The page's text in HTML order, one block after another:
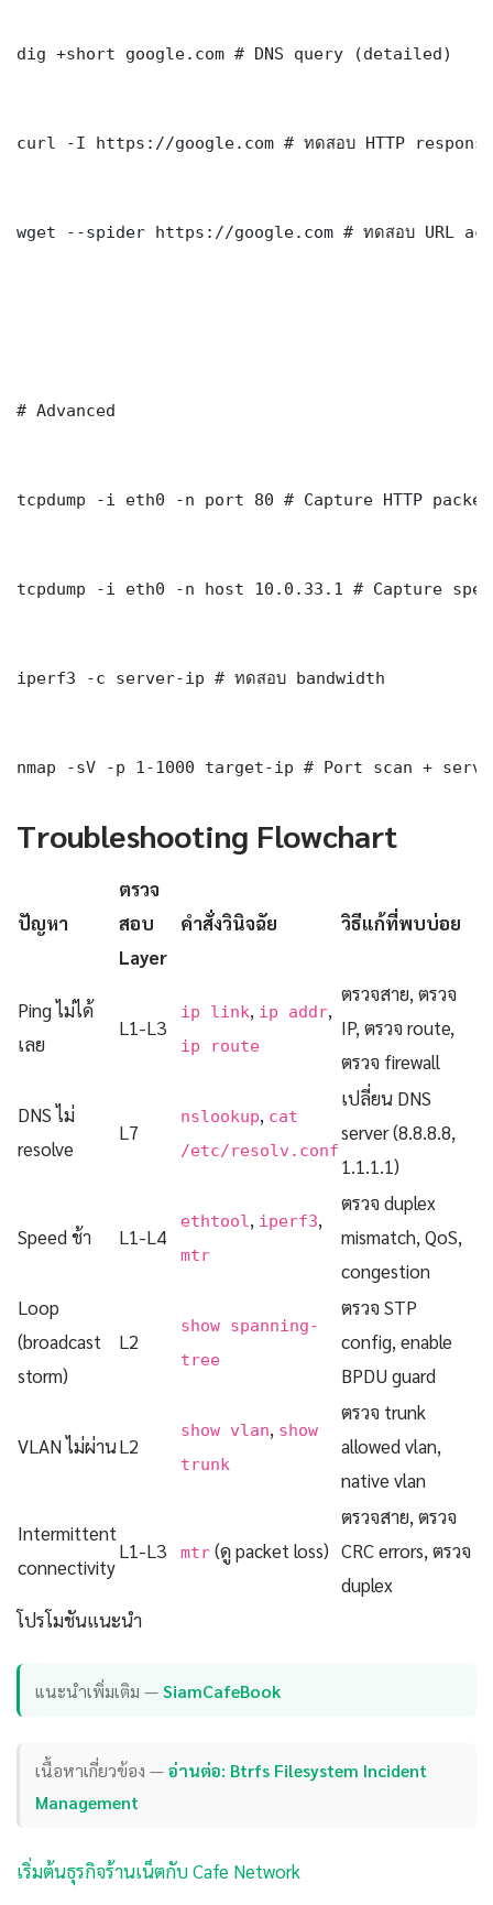
dig +short google.com # DNS query (detailed)
curl -I https://google.com # ทดสอบ HTTP
wget --spider https://google.com # ทดสอบ URL
# Advanced
tcpdump -i eth0 -n port 80 # Capture HTTP
tcpdump -i eth0 -n host 10.0.33.1 # Capture
iperf3 -c server-ip # ทดสอบ bandwidth
nmap -sV -p 1-1000 target-ip # Port scan +
Troubleshooting Flowchart
ปัญหา
ตรวจ
สอบ
Layer
คำสั่งวินิจฉัย วิธีแก้ที่พบบ่อย
Ping ไม่ได้
เลย
L1-L3
ip link, ip addr,
ip route
ตรวจสาย, ตรวจ
IP, ตรวจ route,
ตรวจ firewall
DNS ไม่
resolve
L7
nslookup, cat
/etc/resolv.conf
เปลี่ยน DNS
server (8.8.8.8,
1.1.1.1)
Speed ช้า L1-L4
ethtool , iperf3,
mtr
ตรวจ duplex
mismatch, QoS,
congestion
Loop
(broadcast
storm)
L2
show spanning-
tree
ตรวจ STP
config, enable
BPDU guard
VLAN ไม่ผ่านL2
show vlan, show
trunk
ตรวจ trunk
allowed vlan,
native vlan
Intermittent
connectivity
L1-L3 mtr (ดู packet loss)
ตรวจสาย, ตรวจ
CRC errors, ตรวจ
duplex
โปรโมชันแนะนำ
แนะนำเพิ่มเติม —SiamCafeBook
เนื้อหาเกี่ยวข้อง —อ่านต่อ: Btrfs Filesystem Incident
Management
เริ่มต้นธุรกิจร้านเน็ตกับ Cafe Network